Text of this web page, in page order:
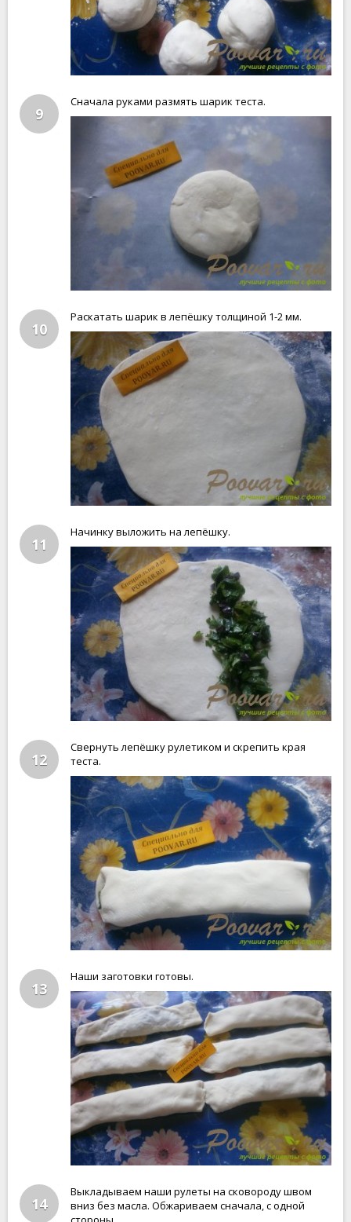
9
Сначала руками размять шарик теста.
10
Раскатать шарик в лепёшку толщиной 1-2 мм.
11
Начинку выложить на лепёшку.
12
Свернуть лепёшку рулетиком и скрепить края
теста.
13
Наши заготовки готовы.
14
Выкладываем наши рулеты на сковороду швом
вниз без масла. Обжариваем сначала, с одной